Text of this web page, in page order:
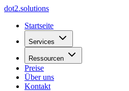
dot2.solutions
Startseite
Services
Ressourcen
Preise
Über uns
Kontakt